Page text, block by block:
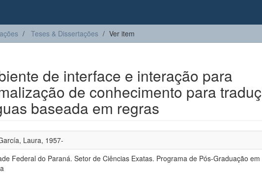
Teses & Dissertações Ver item
de interface e interação para
de conhecimento para
baseada em regras
Laura, 1957-
Federal do Paraná. Setor de Ciências Exatas. Programa de Pós-Graduação em